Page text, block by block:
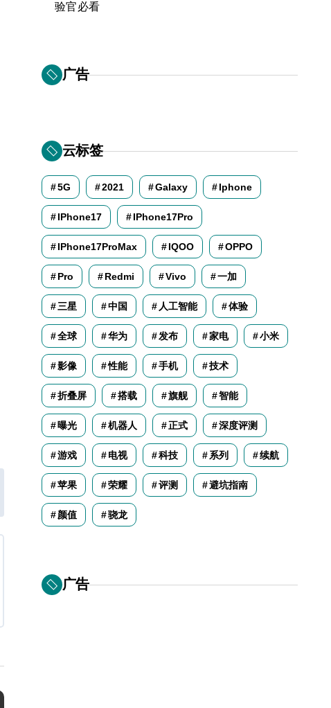
验官必看
广告
云标签
5G 2021 Galaxy Iphone
IPhone17 IPhone17Pro
IPhone17ProMax IQOO OPPO
Pro Redmi Vivo 一加
三星 中国 人工智能 体验
全球 华为 发布 家电 小米
影像 性能 手机 技术
折叠屏 搭载 旗舰 智能
曝光 机器人 正式 深度评测
游戏 电视 科技 系列 续航
苹果 荣耀 评测 避坑指南
颜值 骁龙
广告